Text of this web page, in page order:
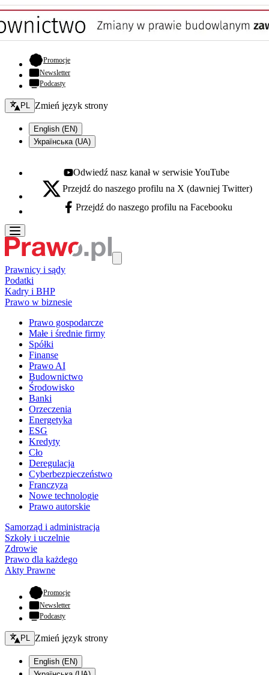
Promocje- otwiera się w nowej karcie
Newsletter
Podcasty
Zmień język - bieżący:
PL Zmień język strony
English (EN)
Українська (UA)
Youtube - otwiera się w nowej karcie
Odwiedź nasz kanał w serwisie YouTube
X - otwiera się w nowej karcie
Przejdź do naszego profilu na X (dawniej Twitter)
Facebook - otwiera się w nowej karcie
Przejdź do naszego profilu na Facebooku
Prawnicy i sądy
Podatki
Kadry i BHP
Prawo w biznesie
Prawo gospodarcze
Małe i średnie firmy
Spółki
Finanse
Prawo AI
Budownictwo
Środowisko
Banki
Orzeczenia
Energetyka
ESG
Kredyty
Cło
Deregulacja
Cyberbezpieczeństwo
Franczyza
Nowe technologie
Prawo autorskie
Samorząd i administracja
Szkoły i uczelnie
Zdrowie
Prawo dla każdego
Akty Prawne
Promocje- otwiera się w nowej karcie
Newsletter
Podcasty
Zmień język - bieżący:
PL Zmień język strony
English (EN)